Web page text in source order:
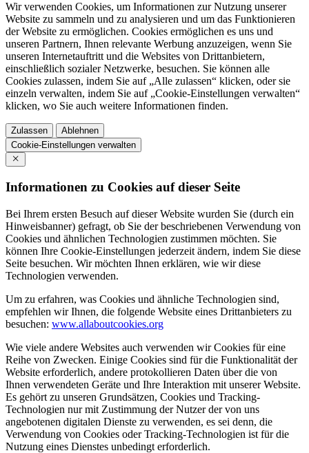
Wir verwenden Cookies, um Informationen zur Nutzung unserer
Website zu sammeln und zu analysieren und um das Funktionieren
der Website zu ermöglichen. Cookies ermöglichen es uns und
unseren Partnern, Ihnen relevante Werbung anzuzeigen, wenn Sie
unseren Internetauftritt und die Websites von Drittanbietern,
einschließlich sozialer Netzwerke, besuchen. Sie können alle
Cookies zulassen, indem Sie auf „Alle zulassen“ klicken, oder sie
einzeln verwalten, indem Sie auf „Cookie-Einstellungen verwalten“
klicken, wo Sie auch weitere Informationen finden.
Zulassen
Ablehnen
Cookie-Einstellungen verwalten
Informationen zu Cookies auf dieser Seite
Bei Ihrem ersten Besuch auf dieser Website wurden Sie (durch ein
Hinweisbanner) gefragt, ob Sie der beschriebenen Verwendung von
Cookies und ähnlichen Technologien zustimmen möchten. Sie
können Ihre Cookie-Einstellungen jederzeit ändern, indem Sie diese
Seite besuchen. Wir möchten Ihnen erklären, wie wir diese
Technologien verwenden.
Um zu erfahren, was Cookies und ähnliche Technologien sind,
empfehlen wir Ihnen, die folgende Website eines Drittanbieters zu
besuchen: www.allaboutcookies.org
Wie viele andere Websites auch verwenden wir Cookies für eine
Reihe von Zwecken. Einige Cookies sind für die Funktionalität der
Website erforderlich, andere protokollieren Daten über die von
Ihnen verwendeten Geräte und Ihre Interaktion mit unserer Website.
Es gehört zu unseren Grundsätzen, Cookies und Tracking-
Technologien nur mit Zustimmung der Nutzer der von uns
angebotenen digitalen Dienste zu verwenden, es sei denn, die
Verwendung von Cookies oder Tracking-Technologien ist für die
Nutzung eines Dienstes unbedingt erforderlich.